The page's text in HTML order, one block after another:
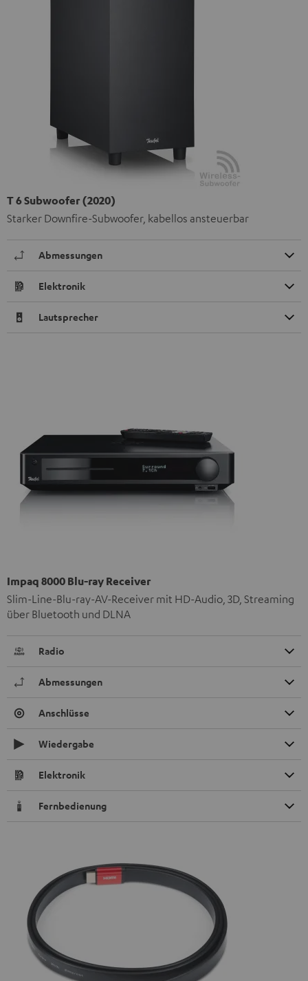
T 6 Subwoofer (2020)
Starker Downfire-Subwoofer, kabellos ansteuerbar
Abmessungen
Elektronik
Lautsprecher
Impaq 8000 Blu-ray Receiver
Slim-Line-Blu-ray-AV-Receiver mit HD-Audio, 3D, Streaming
über Bluetooth und DLNA
Radio
Abmessungen
Anschlüsse
Wiedergabe
Elektronik
Fernbedienung